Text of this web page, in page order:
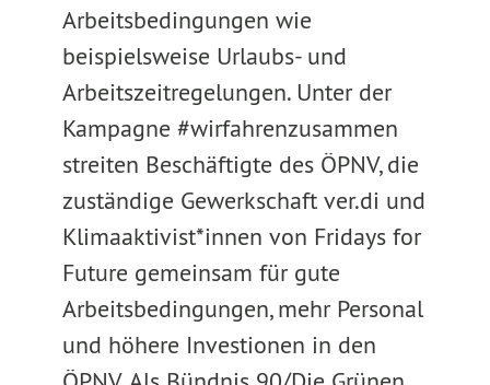
Arbeitsbedingungen wie
beispielsweise Urlaubs- und
Arbeitszeitregelungen. Unter der
Kampagne #wirfahrenzusammen
streiten Beschäftigte des ÖPNV, die
zuständige Gewerkschaft ver.di und
Klimaaktivist*innen von Fridays for
Future gemeinsam für gute
Arbeitsbedingungen, mehr Personal
und höhere Investionen in den